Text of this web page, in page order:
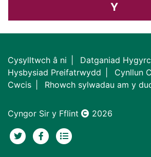
Y
Cysylltwch â ni
Datganiad
Hysbysiad Preifatrwydd
Cynllun
Cwcis
Rhowch sylwadau am y
Cyngor Sir y Fflint 2026